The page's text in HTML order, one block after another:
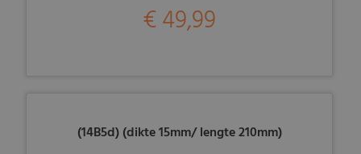
€ 49,99
(14B5d) (dikte 15mm/ lengte 210mm)